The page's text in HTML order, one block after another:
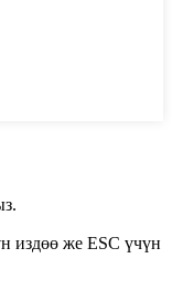
издөө же ESC үчүн